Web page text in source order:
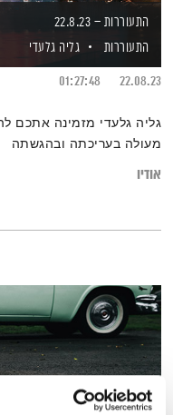
התעוררות – 22.8.23
התעוררות
גליה גלעדי
22.08.23
01:27:48
גליה גלעדי מזמינה אתכם
מעולה בעריכתה ובהגשתה
אודיו